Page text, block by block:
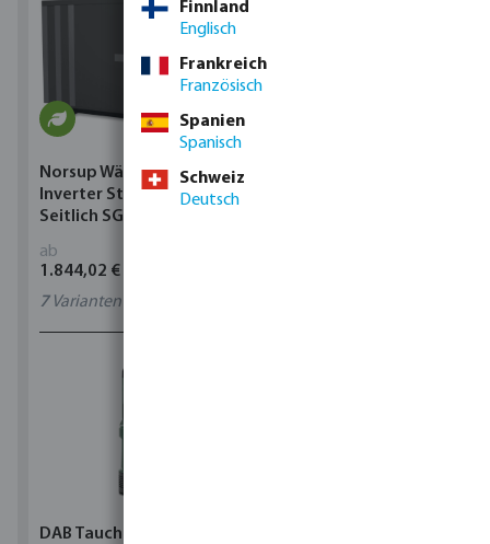
Norsup Wärmepumpe
Inverter Stahl Schwarz
Seitlich SG Silent-Pro
ab
1.844,02 €
7Varianten
DAB Tauchpumpe
Finnland
Englisch
Frankreich
Französisch
Spanien
Spanisch
Schweiz
Deutsch